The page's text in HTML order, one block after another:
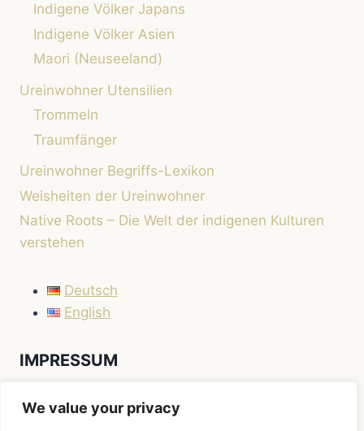
We value your privacy
Indigene Völker Japans
Indigene Völker Asien
Maori (Neuseeland)
Ureinwohner Utensilien
Trommeln
Traumfänger
Ureinwohner Begriffs-Lexikon
Weisheiten der Ureinwohner
Native Roots – Die Welt der indigenen Kulturen
verstehen
Deutsch
English
IMPRESSUM